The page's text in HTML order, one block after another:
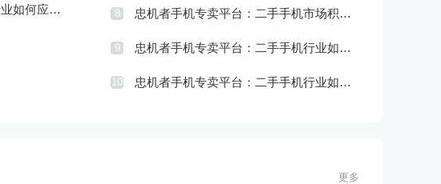
忠机者手机专卖平台：二手手机行业如何应对物流运营的优化 8 忠机者手机专卖平台：二手手机市场积极推进品牌转型，实现品牌创新和升级
9 忠机者手机专卖平台：二手手机行业如何应对社区运营的重要性
10 忠机者手机专卖平台：二手手机行业如何应对创新驱动的发展
更多